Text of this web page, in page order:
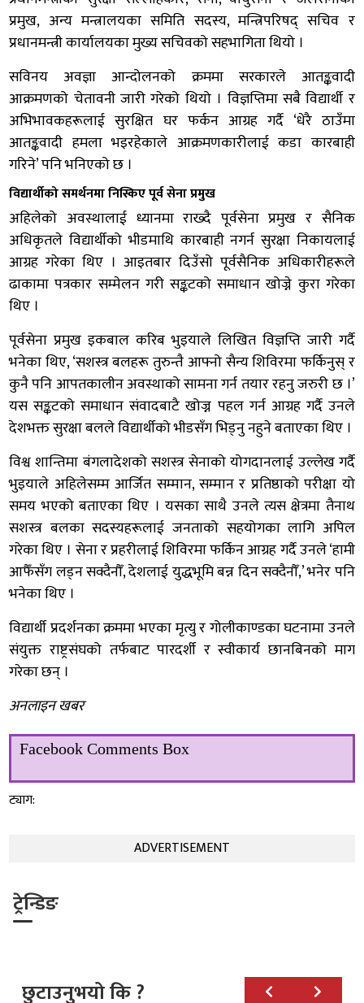
प्रमुख, अन्य मन्त्रालयका समिति सदस्य, मन्त्रिपरिषद् सचिव र
प्रधानमन्त्री कार्यालयका मुख्य सचिवको सहभागिता थियो ।
सविनय अवज्ञा आन्दोलनको क्रममा सरकारले आतङ्कवादी
आक्रमणको चेतावनी जारी गरेको थियो । विज्ञप्तिमा सबै विद्यार्थी र
अभिभावकहरूलाई सुरक्षित घर फर्कन आग्रह गर्दै ‘धेरै ठाउँमा
आतङ्कवादी हमला भइरहेकाले आक्रमणकारीलाई कडा कारबाही
गरिने’ पनि भनिएको छ ।
विद्यार्थीको समर्थनमा निस्किए पूर्व सेना प्रमुख
अहिलेको अवस्थालाई ध्यानमा राख्दै पूर्वसेना प्रमुख र सैनिक
अधिकृतले विद्यार्थीको भीडमाथि कारबाही नगर्न सुरक्षा निकायलाई
आग्रह गरेका थिए । आइतबार दिउँसो पूर्वसैनिक अधिकारीहरूले
ढाकामा पत्रकार सम्मेलन गरी सङ्कटको समाधान खोज्ने कुरा गरेका
थिए ।
पूर्वसेना प्रमुख इकबाल करिब भुइयाले लिखित विज्ञप्ति जारी गर्दै
भनेका थिए, ‘सशस्त्र बलहरू तुरुन्तै आफ्नो सैन्य शिविरमा फर्किनुस् र
कुनै पनि आपतकालीन अवस्थाको सामना गर्न तयार रहनु जरुरी छ ।’
यस सङ्कटको समाधान संवादबाटै खोज्न पहल गर्न आग्रह गर्दै उनले
देशभक्त सुरक्षा बलले विद्यार्थीको भीडसँग भिड्नु नहुने बताएका थिए ।
विश्व शान्तिमा बंगलादेशको सशस्त्र सेनाको योगदानलाई उल्लेख गर्दै
भुइयाले अहिलेसम्म आर्जित सम्मान, सम्मान र प्रतिष्ठाको परीक्षा यो
समय भएको बताएका थिए । यसका साथै उनले त्यस क्षेत्रमा तैनाथ
सशस्त्र बलका सदस्यहरूलाई जनताको सहयोगका लागि अपिल
गरेका थिए । सेना र प्रहरीलाई शिविरमा फर्किन आग्रह गर्दै उनले ‘हामी
आफैँसँग लड्न सक्दैनौँ, देशलाई युद्धभूमि बन्न दिन सक्दैनौँ,’ भनेर पनि
भनेका थिए ।
विद्यार्थी प्रदर्शनका क्रममा भएका मृत्यु र गोलीकाण्डका घटनामा उनले
संयुक्त राष्ट्रसंघको तर्फबाट पारदर्शी र स्वीकार्य छानबिनको माग
गरेका छन् ।
अनलाइन खबर
Facebook Comments Box
ट्याग:
ADVERTISEMENT
ट्रेन्डिङ
छुटाउनुभयो कि ?